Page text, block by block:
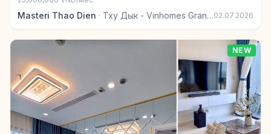
Masteri Thao Dien · Тху Дык - Vinhomes Grand Park 02.07.2026
NEW